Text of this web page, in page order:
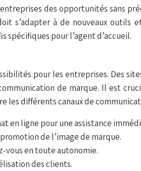
des opportunités sans
s’adapter à de nouveaux
pour l’agent d’accueil.
pour les entreprises. Des
de marque. Il est
les différents canaux de
en ligne pour une assistance
de l’image de marque.
vous en toute autonomie.
des clients.